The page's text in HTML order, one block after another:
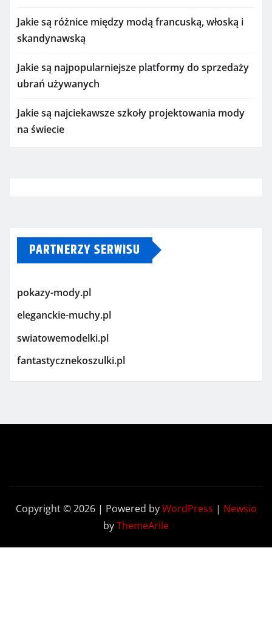
Jakie są różnice między modą francuską, włoską i
skandynawską
Jakie są najpopularniejsze platformy do sprzedaży
ubrań używanych
Jakie są najciekawsze szkoły projektowania mody
na świecie
PARTNERZY SERWISU
pokazy-mody.pl
eleganckie-muchy.pl
swiatowemodelki.pl
fantastycznekoszulki.pl
Copyright © 2026 | Powered byWordPress | Newsio
byThemeArile